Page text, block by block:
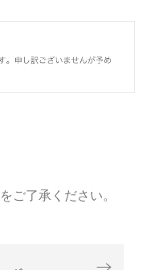
ご了承ください。